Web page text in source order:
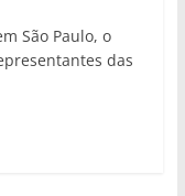
São Paulo, o
das